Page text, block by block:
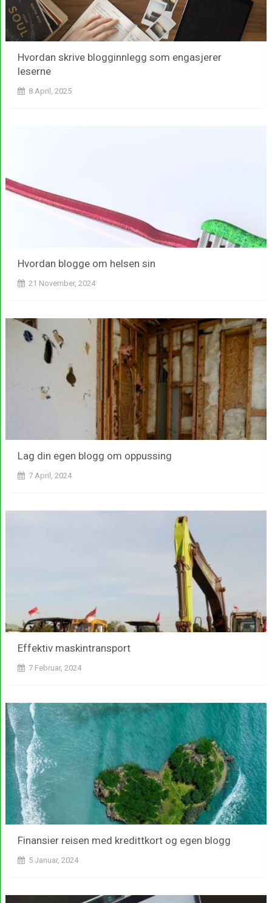
Hvordan skrive blogginnlegg som engasjerer
leserne
8 April, 2025
Hvordan blogge om helsen sin
21 November, 2024
Lag din egen blogg om oppussing
7 April, 2024
Effektiv maskintransport
7 Februar, 2024
Finansier reisen med kredittkort og egen blogg
5 Januar, 2024